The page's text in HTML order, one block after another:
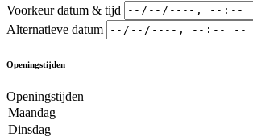
Voorkeur datum & tijd
Alternatieve datum
Openingstijden
Openingstijden
Maandag
Dinsdag